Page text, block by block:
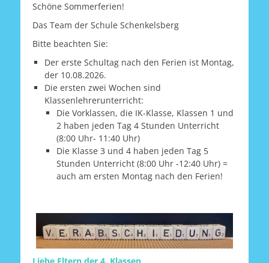
Schöne Sommerferien!
Das Team der Schule Schenkelsberg
Bitte beachten Sie:
Der erste Schultag nach den Ferien ist Montag,
der 10.08.2026.
Die ersten zwei Wochen sind
Klassenlehrerunterricht:
Die Vorklassen, die IK-Klasse, Klassen 1 und
2 haben jeden Tag 4 Stunden Unterricht
(8:00 Uhr- 11:40 Uhr)
Die Klasse 3 und 4 haben jeden Tag 5
Stunden Unterricht (8:00 Uhr -12:40 Uhr) =
auch am ersten Montag nach den Ferien!